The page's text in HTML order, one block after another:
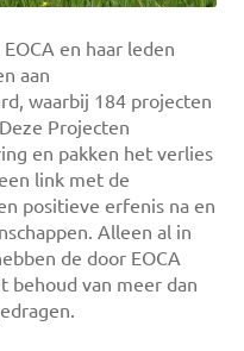
en haar leden
aan
waarbij 184 projecten
Projecten
en pakken het verlies
link met de
positieve erfenis na en
Alleen al in
de door EOCA
behoud van meer dan